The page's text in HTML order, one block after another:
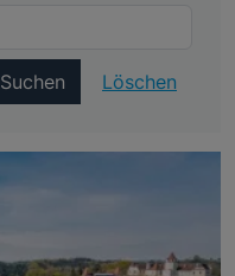
Suchen Löschen